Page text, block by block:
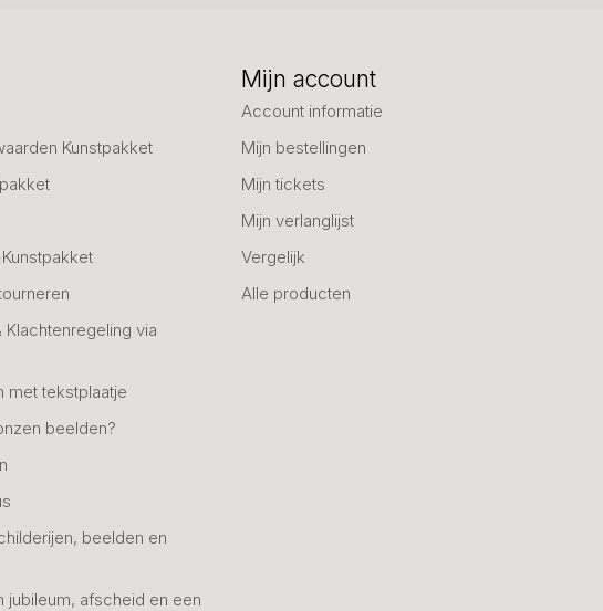
Kunstpakket
Klachtenregeling via
met tekstplaatje
beelden?
beelden en
jubileum, afscheid en een
Mijn account
Account informatie
Mijn bestellingen
Mijn tickets
Mijn verlanglijst
Vergelijk
Alle producten